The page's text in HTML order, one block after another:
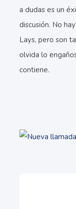
a dudas es un
discusión. No
Lays, pero son
olvida lo
contiene.